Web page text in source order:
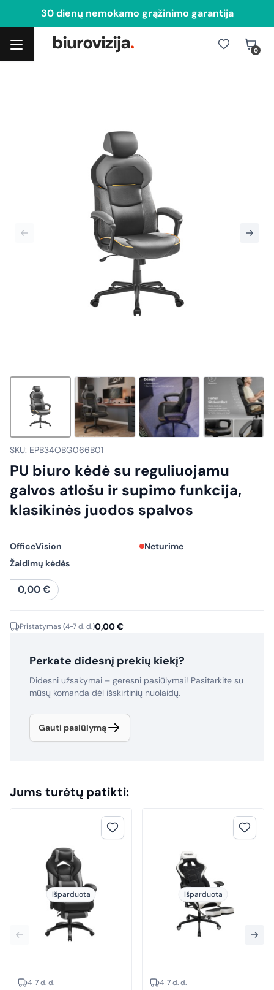
30 dienų nemokamo grąžinimo garantija
0
SKU: EPB34OBG066B01
PU biuro kėdė su reguliuojamu
galvos atlošu ir supimo funkcija,
klasikinės juodos spalvos
OfficeVision
Neturime
Žaidimų kėdės
0,00€
Pristatymas (4-7 d. d.)0,00€
Perkate didesnį prekių kiekį?
Didesni užsakymai – geresni pasiūlymai! Pasitarkite su
mūsų komanda dėl išskirtinių nuolaidų.
Gauti pasiūlymą
Jums turėtų patikti:
Išparduota
4-7 d. d.
Išparduota
4-7 d. d.